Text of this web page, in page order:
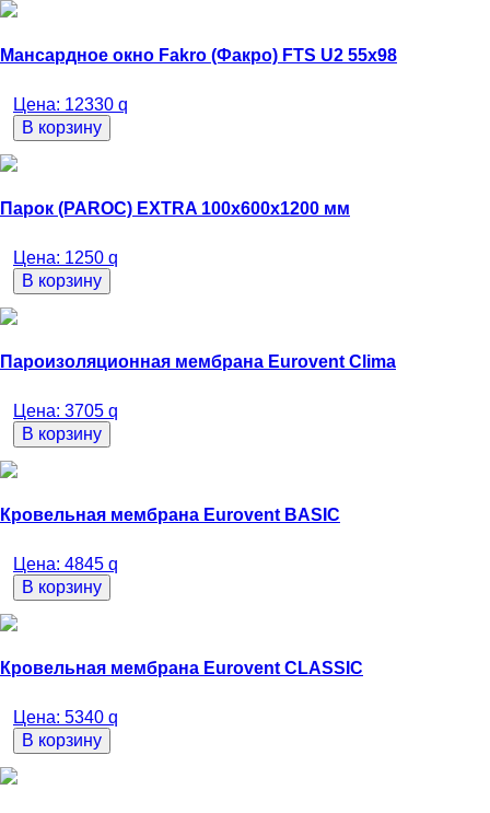
Мансардное окно Fakro (Факро) FTS U2 55х98
Цена: 12330 q
В корзину
Парок (PAROC) EXTRA 100х600х1200 мм
Цена: 1250 q
В корзину
Пароизоляционная мембрана Eurovent Clima
Цена: 3705 q
В корзину
Кровельная мембрана Eurovent BASIC
Цена: 4845 q
В корзину
Кровельная мембрана Eurovent CLASSIC
Цена: 5340 q
В корзину